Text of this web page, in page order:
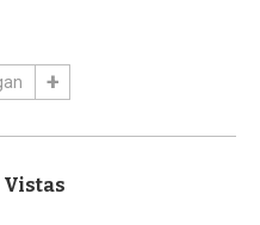
Vistas